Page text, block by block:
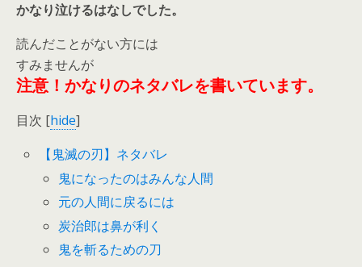
かなり泣けるはなしでした。
読んだことがない方には
すみませんが
注意！かなりのネタバレを書いています。
目次 [hide]
【鬼滅の刃】ネタバレ
鬼になったのはみんな人間
元の人間に戻るには
炭治郎は鼻が利く
鬼を斬るための刀